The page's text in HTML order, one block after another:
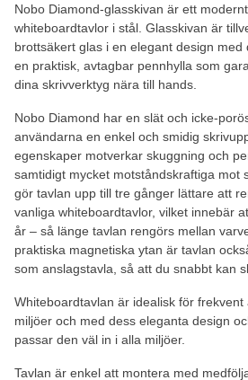
Nobo Diamond-glasskivan är ett
whiteboardtavlor i stål. Glasskivan är
brottsäkert glas i en elegant design med
en praktisk, avtagbar pennhylla som
dina skrivverktyg nära till hands.
Nobo Diamond har en slät och icke-
användarna en enkel och smidig
egenskaper motverkar skuggning och
samtidigt mycket motståndskraftiga mot
gör tavlan upp till tre gånger lättare att
vanliga whiteboardtavlor, vilket innebär
år – så länge tavlan rengörs mellan
praktiska magnetiska ytan är tavlan
som anslagstavla, så att du snabbt kan
Whiteboardtavlan är idealisk för frekvent
miljöer och med dess eleganta design
passar den väl in i alla miljöer.
Tavlan är enkel att montera med